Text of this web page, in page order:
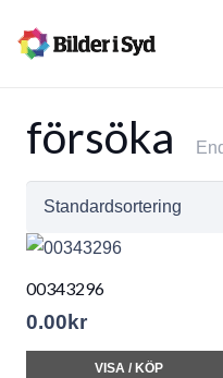
försöka
00343296
0.00 kr
VISA / KÖP